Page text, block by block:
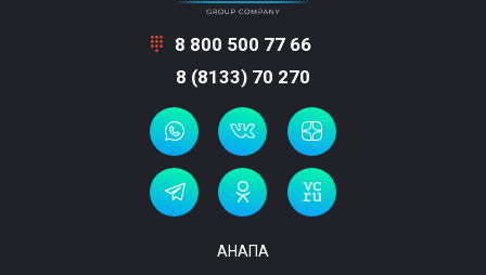
8 800 500 77 66
8 (8133) 70 270
АНАПА